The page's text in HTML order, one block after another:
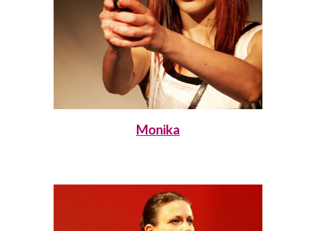
Monika